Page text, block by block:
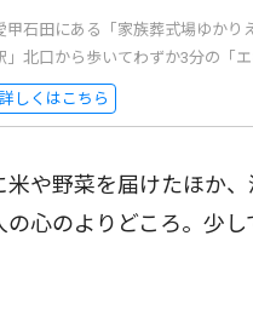
甲石田にある「家族葬式場ゆかり
」北口から歩いてわずか3分の「
詳しくはこちら
や野菜を届けたほか
心のよりどころ。少